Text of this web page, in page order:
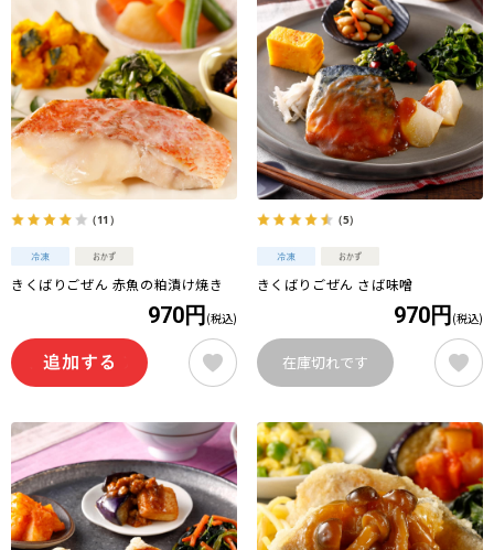
（11）
きくばりごぜん 赤魚の粕漬け焼き
970円 (税込)
（5）
きくばりごぜん さば味噌
970円 (税込)
在庫切れです